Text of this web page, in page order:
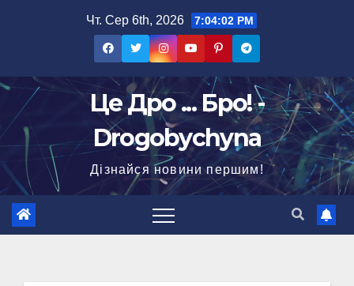
Чт. Сер 6th, 2026 7:04:03 PM
Це Дро ... Бро! -
Drogobychyna
Дізнайся новини першим!